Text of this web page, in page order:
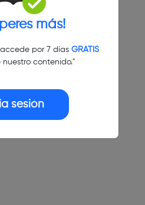
más!
por 7 días GRATIS
contenido."
sesión